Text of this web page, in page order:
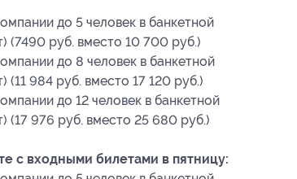
до 5 человек в банкетной
(7490 руб. вместо 10 700 руб.)
до 8 человек в банкетной
(11 984 руб. вместо 17 120 руб.)
до 12 человек в банкетной
(17 976 руб. вместо 25 680 руб.)
с входными билетами в пятницу: